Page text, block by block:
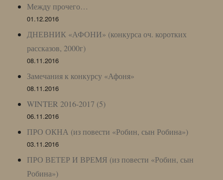
Между прочего…
01.12.2016
ДНЕВНИК «АФОНИ» (конкурса оч. коротких
рассказов, 2000г)
08.11.2016
Замечания к конкурсу «Афоня»
08.11.2016
WINTER 2016-2017 (5)
06.11.2016
ПРО ОКНА (из повести «Робин, сын Робина»)
03.11.2016
ПРО ВЕТЕР И ВРЕМЯ (из повести «Робин, сын
Робина»)